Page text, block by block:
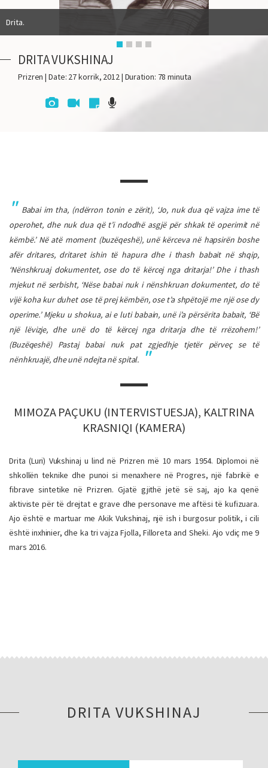
Drita.
DRITA VUKSHINAJ
Prizren | Date: 27 korrik, 2012 | Duration: 78 minuta
Babai im tha, (ndërron tonin e zërit), ‘Jo, nuk dua që vajza ime të
operohet, dhe nuk dua që t’i ndodhë asgjë për shkak të operimit në
këmbë.’ Në atë moment (buzëqeshë), unë kërceva në hapsirën boshe
afër dritares, dritaret ishin të hapura dhe i thash babait në shqip,
‘Nënshkruaj dokumentet, ose do të kërcej nga dritarja!’ Dhe i thash
mjekut në serbisht, ‘Nëse babai nuk i nënshkruan dokumentet, do të
vijë koha kur duhet ose të prej këmbën, ose t’a shpëtojë me një ose dy
operime.’ Mjeku u shokua, ai e luti babain, unë i’a përsërita babait, ‘Bë
një lëvizje, dhe unë do të kërcej nga dritarja dhe të rrëzohem!’
(Buzëqeshë) Pastaj babai nuk pat zgjedhje tjetër përveç se të
nënhkruajë, dhe unë ndejta në spital.
MIMOZA PAÇUKU (INTERVISTUESJA), KALTRINA
KRASNIQI (KAMERA)
Drita (Luri) Vukshinaj u lind në Prizren më 10 mars 1954. Diplomoi në
shkollën teknike dhe punoi si menaxhere në Progres, një fabrikë e
fibrave sintetike në Prizren. Gjatë gjithë jetë së saj, ajo ka qenë
aktiviste për të drejtat e grave dhe personave me aftësi të kufizuara.
Ajo është e martuar me Akik Vukshinaj, një ish i burgosur politik, i cili
është inxhinier, dhe ka tri vajza Fjolla, Filloreta and Sheki. Ajo vdiç me 9
mars 2016.
DRITA VUKSHINAJ